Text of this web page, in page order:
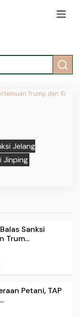
Jelang
Jinping
Sanksi
Trum...
Petani, TAP